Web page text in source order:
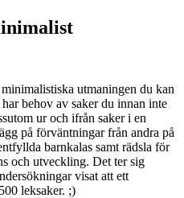
utmaningen du kan
behov av saker du innan inte
ur och ifrån saker i en
på förväntningar från andra på
barnkalas samt rädsla för
och utveckling. Det ter sig
visat att ett
leksaker. ;)